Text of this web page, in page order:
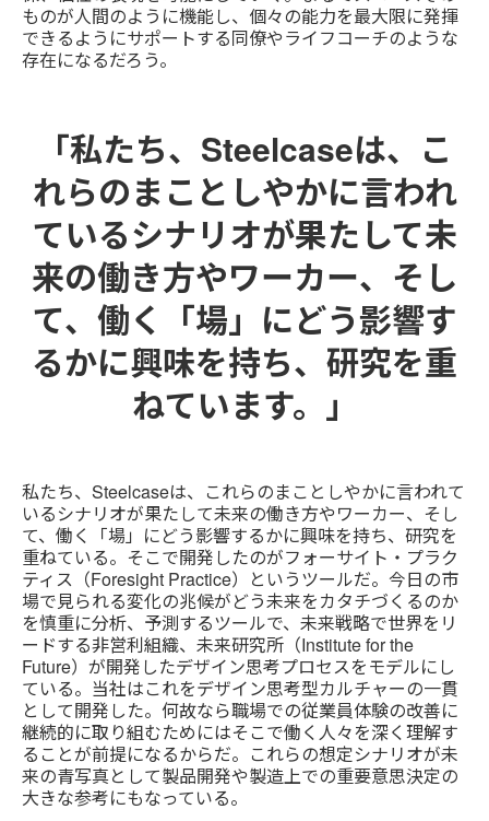
ものが人間のように機能し、個々の能力を最大限に発揮
できるようにサポートする同僚やライフコーチのような
存在になるだろう。
「私たち、Steelcaseは、こ
れらのまことしやかに言われ
ているシナリオが果たして未
来の働き方やワーカー、そし
て、働く「場」にどう影響す
るかに興味を持ち、研究を重
ねています。」
私たち、Steelcaseは、これらのまことしやかに言われて
いるシナリオが果たして未来の働き方やワーカー、そし
て、働く「場」にどう影響するかに興味を持ち、研究を
重ねている。そこで開発したのがフォーサイト・プラク
ティス（Foresight Practice）というツールだ。今日の市
場で見られる変化の兆候がどう未来をカタチづくるのか
を慎重に分析、予測するツールで、未来戦略で世界をリ
ードする非営利組織、未来研究所（Institute for the
Future）が開発したデザイン思考プロセスをモデルにし
ている。当社はこれをデザイン思考型カルチャーの一貫
として開発した。何故なら職場での従業員体験の改善に
継続的に取り組むためにはそこで働く人々を深く理解す
ることが前提になるからだ。これらの想定シナリオが未
来の青写真として製品開発や製造上での重要意思決定の
大きな参考にもなっている。